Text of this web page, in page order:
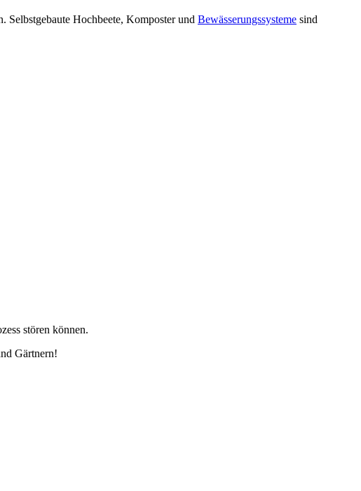
Selbstgebaute Hochbeete, Komposter und Bewässerungssysteme sind
stören können.
Gärtnern!